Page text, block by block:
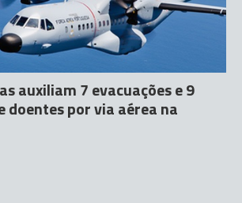
auxiliam 7 evacuações e 9
doentes por via aérea na